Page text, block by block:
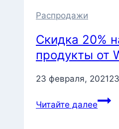
Распродажи
Скидка 20%
продукты от
23 февраля, 2021
Читайте далее
20%